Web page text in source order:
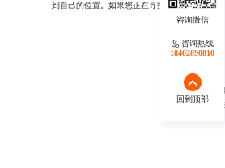
到自己的位置。如果您正在寻找一套真正懂教
秉承“
咨询热线
18140119082
回到顶部
咨询热线
18402890810
回到顶部